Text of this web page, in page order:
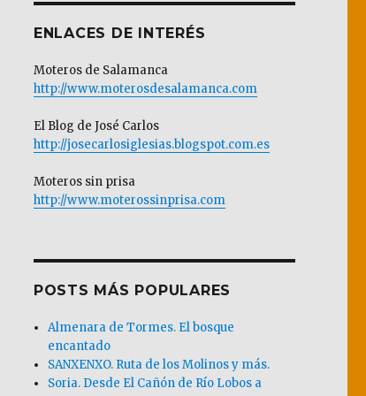
ENLACES DE INTERÉS
Moteros de Salamanca
http://www.moterosdesalamanca.com
El Blog de José Carlos
http://josecarlosiglesias.blogspot.com.es
Moteros sin prisa
http://www.moterossinprisa.com
POSTS MÁS POPULARES
Almenara de Tormes. El bosque
encantado
SANXENXO. Ruta de los Molinos y más.
Soria. Desde El Cañón de Río Lobos a